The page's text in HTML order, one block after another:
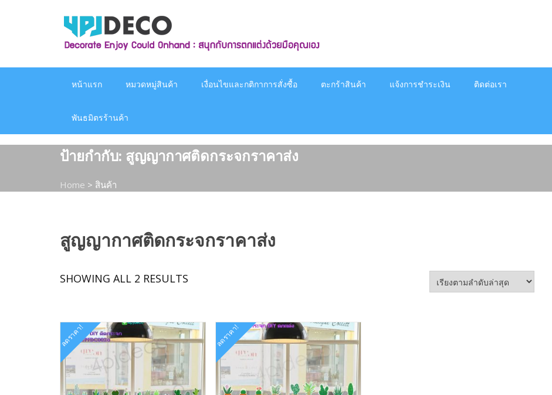
หน้าแรก หมวดหมู่สินค้า เงื่อนไขและกติกาการสั่งซื้อ ตะกร้าสินค้า แจ้งการชำระเงิน ติดต่อเรา
พันธมิตรร้านค้า
ป้ายกำกับ: สูญญากาศติดกระจกราคาส่ง
Home > สินค้า
สูญญากาศติดกระจกราคาส่ง
SHOWING ALL 2 RESULTS
ลดราคา! ลดราคา!